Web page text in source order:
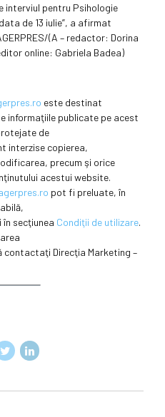
interviul pentru Psihologie
de 13 iulie”, a afirmat
(A – redactor: Dorina
online: Gabriela Badea)
este destinat
informaţiile publicate pe acest
de
interzise copierea,
precum şi orice
acestui website.
pot fi preluate, în
în secţiunea Condiţii de utilizare.
contactaţi Direcţia Marketing –